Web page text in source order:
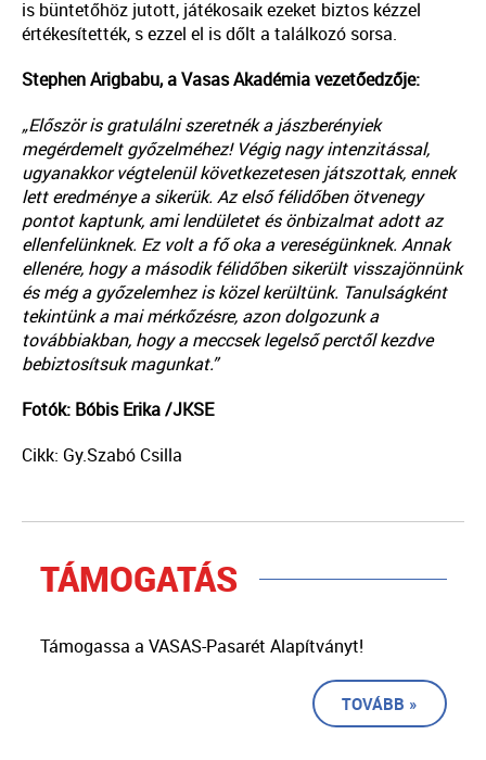
is büntetőhöz jutott, játékosaik ezeket biztos kézzel
értékesítették, s ezzel el is dőlt a találkozó sorsa.
Stephen Arigbabu, a Vasas Akadémia vezetőedzője:
„Először is gratulálni szeretnék a jászberényiek
megérdemelt győzelméhez! Végig nagy intenzitással,
ugyanakkor végtelenül következetesen játszottak, ennek
lett eredménye a sikerük. Az első félidőben ötvenegy
pontot kaptunk, ami lendületet és önbizalmat adott az
ellenfelünknek. Ez volt a fő oka a vereségünknek. Annak
ellenére, hogy a második félidőben sikerült visszajönnünk
és még a győzelemhez is közel kerültünk. Tanulságként
tekintünk a mai mérkőzésre, azon dolgozunk a
továbbiakban, hogy a meccsek legelső perctől kezdve
bebiztosítsuk magunkat.”
Fotók: Bóbis Erika /JKSE
Cikk: Gy.Szabó Csilla
TÁMOGATÁS
Támogassa a VASAS-Pasarét Alapítványt!
TOVÁBB »